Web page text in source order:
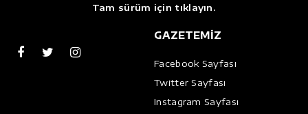
Tam sürüm için tıklayın.
GAZETEMİZ
Facebook Sayfası
Twitter Sayfası
Instagram Sayfası